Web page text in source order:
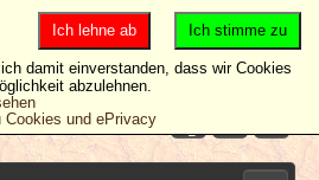
Ich stimme zu
Ich lehne ab
damit einverstanden, dass wir Cookies
abzulehnen.
Cookies und ePrivacy